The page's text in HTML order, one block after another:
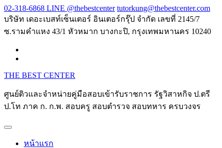
Skip
to
02-318-6868 LINE @thebestcenter tutorkung@thebestcenter.com
บริษัท เดอะเบสท์เซ็นเตอร์ อินเตอร์กรุ๊ป จำกัด เลขที่ 2145/7
ซ.รามคำแหง 43/1 หัวหมาก บางกะปิ, กรุงเทพมหานคร 10240
THE BEST CENTER
ศูนย์ติวและจำหน่ายคู่มือสอบเข้ารับราชการ รัฐวิสาหกิจ ป.ตรี
ป.โท ภาค ก. ก.พ. สอบครู สอบตำรวจ สอบทหาร ครบวงจร
หน้าแรก